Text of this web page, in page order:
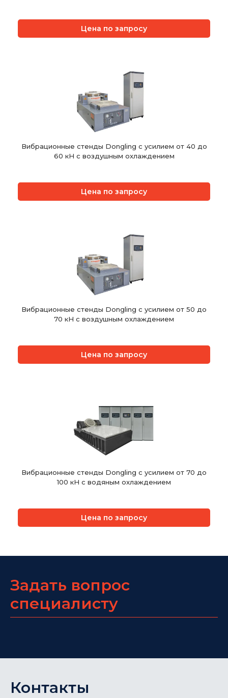
Цена по запросу
Вибрационные стенды Dongling с усилием от 40 до
60 кН с воздушным охлаждением
Цена по запросу
Вибрационные стенды Dongling с усилием от 50 до
70 кН с воздушным охлаждением
Цена по запросу
Вибрационные стенды Dongling с усилием от 70 до
100 кН с водяным охлаждением
Цена по запросу
Задать вопрос
специалисту
Контакты